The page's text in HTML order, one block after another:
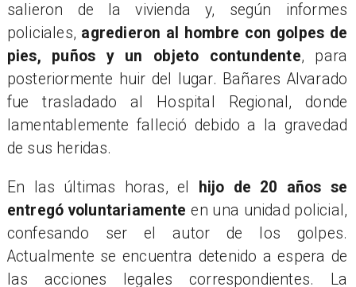
salieron de la vivienda y, según informes
policiales, agredieron al hombre con golpes de
pies, puños y un objeto contundente, para
posteriormente huir del lugar. Bañares Alvarado
fue trasladado al Hospital Regional, donde
lamentablemente falleció debido a la gravedad
de sus heridas.
​En las últimas horas, el
hijo de 20 años se
entregó voluntariamenteen una unidad policial,
confesando ser el autor de los golpes.
Actualmente se encuentra detenido a espera de
las acciones legales correspondientes. La